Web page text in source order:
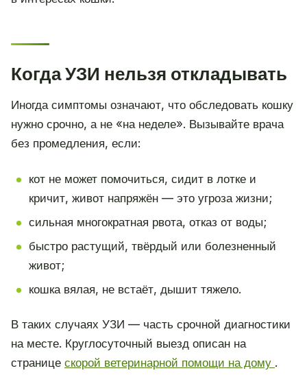
Когда УЗИ нельзя откладывать
Иногда симптомы означают, что обследовать кошку
нужно срочно, а не «на неделе». Вызывайте врача
без промедления, если:
кот не может помочиться, сидит в лотке и
кричит, живот напряжён — это угроза жизни;
сильная многократная рвота, отказ от воды;
быстро растущий, твёрдый или болезненный
живот;
кошка вялая, не встаёт, дышит тяжело.
В таких случаях УЗИ — часть срочной диагностики
на месте. Круглосуточный выезд описан на
странице скорой ветеринарной помощи на дому .